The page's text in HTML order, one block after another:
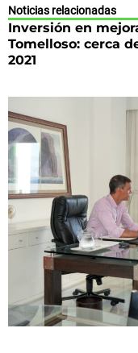
Noticias relacionadas
Inversión en
Tomelloso: cerca
2021